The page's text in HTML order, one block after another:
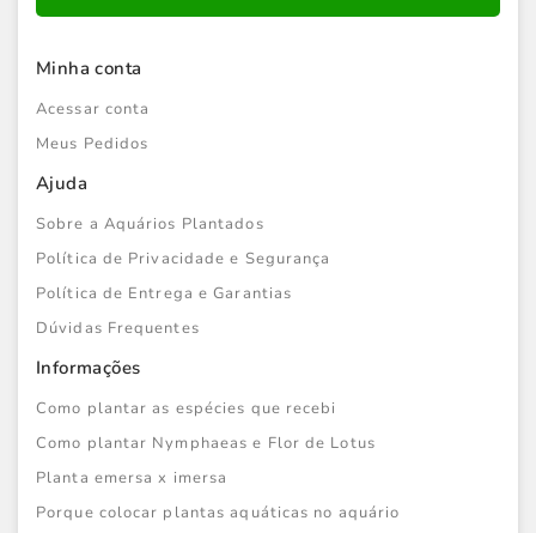
Minha conta
Acessar conta
Meus Pedidos
Ajuda
Sobre a Aquários Plantados
Política de Privacidade e Segurança
Política de Entrega e Garantias
Dúvidas Frequentes
Informações
Como plantar as espécies que recebi
Como plantar Nymphaeas e Flor de Lotus
Planta emersa x imersa
Porque colocar plantas aquáticas no aquário